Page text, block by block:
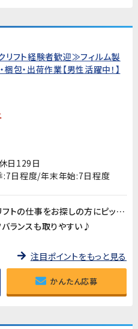
リフト経験者歓迎≫フィルム製
梱包・出荷作業【男性活躍中！】
日129日
:7日程度/年末年始:7日程度
日勤土日祝休みのフォークリフトの仕事をお探しの方にピッタリ♪
ランスも取りやすい♪
注目ポイントをもっと見る
かんたん応募